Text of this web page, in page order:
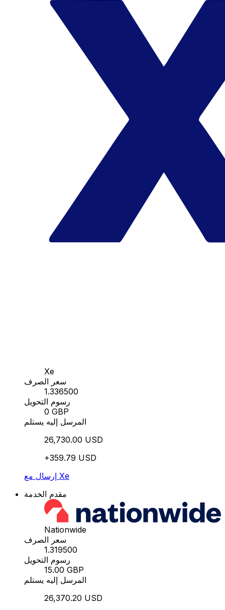
Xe
سعر الصرف
1.336500
رسوم التحويل
0 GBP
المرسل إليه يستلم
26,730.00 USD
+359.79 USD
إرسال مع Xe
مقدم الخدمة
Nationwide
سعر الصرف
1.319500
رسوم التحويل
15.00 GBP
المرسل إليه يستلم
26,370.20 USD